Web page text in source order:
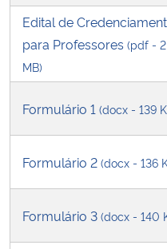
Ministério da Mulher, da Família e
Secretaria-Geral
Secretaria de Governo
Advocacia-Geral da União
Edital de
para Professores (pdf - 2
MB)
Formulário 1 (docx - 139
Formulário 2 (docx - 136
Formulário 3 (docx - 140